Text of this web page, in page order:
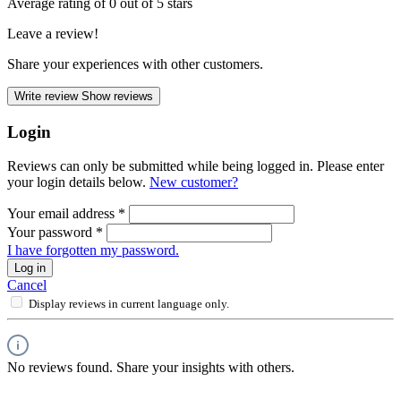
Leave a review!
Share your experiences with other customers.
Write review Show reviews
Login
Reviews can only be submitted while being logged in. Please enter
your login details below. New customer?
Your email address *
Your password *
I have forgotten my password.
Log in
Cancel
Display reviews in current language only.
No reviews found. Share your insights with others.